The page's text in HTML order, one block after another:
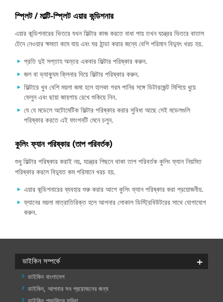
স্প্লিট / মাল্টি-স্প্লিট এয়ার কন্ডিশনার
এয়ার কন্ডিশনারের ভিতরে যখন ফিল্টার কাজ করতে বাধা পায় তখন যন্ত্রের ভিতরে বাতাস
টেনে নেওয়ার ক্ষমতা কমে যায় এবং ঘর ঠান্ডা করার জন্যে বেশি পরিমান বিদ্যুৎ খরচ হয়.
প্রতি দুই সপ্তাহ অন্তর একবার ফিল্টার পরিষ্কার করুন.
জল বা ভ্যাক্যুম ক্লিনার দিয়ে ফিল্টার পরিষ্কার করুন.
ফিল্টারে খুব বেশি ময়লা জমা হলে হালকা গরম পানির সঙ্গে ডিটারজেন্ট মিশিয়ে ধুয়ে
ফেলুন এবং ছায়া জায়গায় রেখে শুকিয়ে নিন.
যে যে মডেলে অটোমেটিক ফিল্টার পরিষ্কার করার সুবিধা আছে সেই মডেলগুলি
পরিষ্কার করতে এই ফাংশনটি মেনে চলুন.
কুলিং ফ্যান পরিষ্কার (তাপ পরিবর্তক)
শুধু ফিল্টার পরিষ্কার করাই নয়, যন্ত্রের পিছনে থাকা তাপ পরিবর্তক কুলিং ফ্যান নিয়মিত
পরিষ্কার করলে বিদ্যুত কম পরিমানে খরচ হয়.
এয়ার কন্ডিশনারের ব্যবহার শুরু করার আগে কুলিং ফ্যান পরিষ্কার করা প্রয়োজনীয়.
ফ্যানের ময়লা মাত্রাতিরিক্ত হলে আপনার লোকাল ডিস্ট্রিবিউটরের সাথে যোগাযোগ
করুন.
ডাইকিন সম্পর্কে
ডাইকিন বাংলাদেশ
ডাইকিন, আপনার সব প্রয়োজনের জন্য